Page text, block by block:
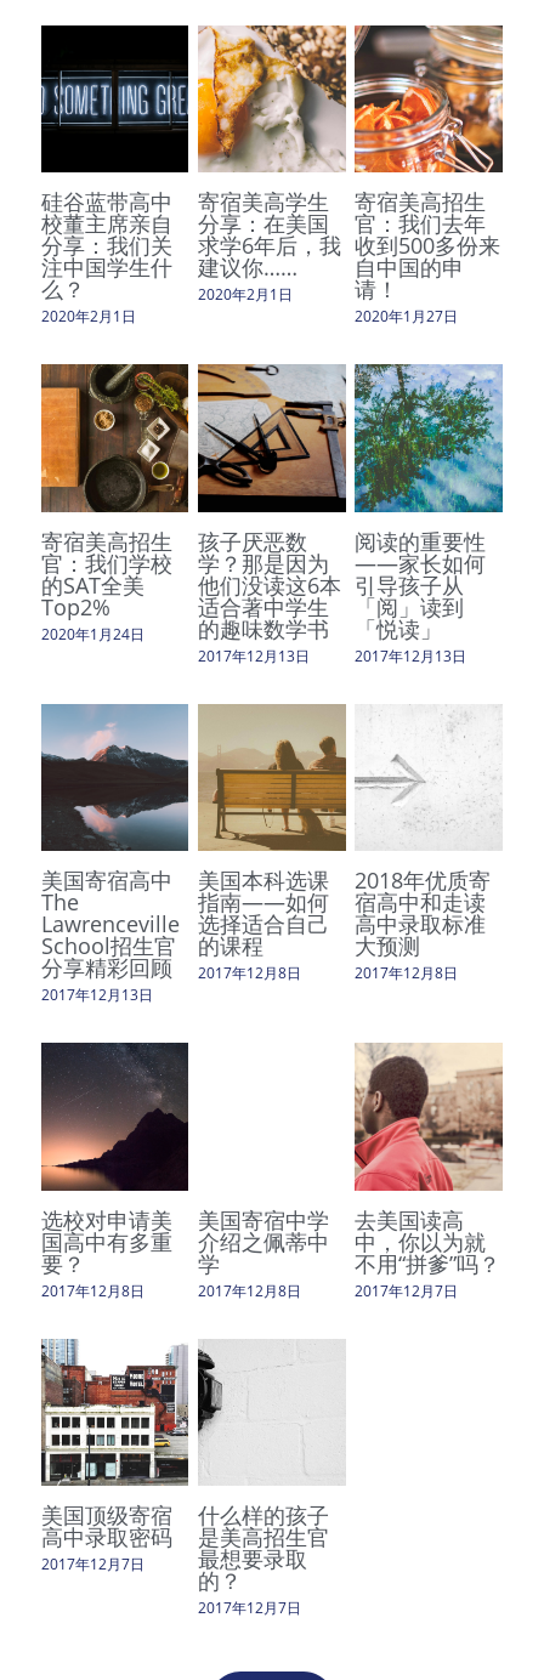
硅谷蓝带高中
校董主席亲自
分享：我们关
注中国学生什
么？
2020年2月1日
寄宿美高学生
分享：在美国
求学6年后，我
建议你……
2020年2月1日
寄宿美高招生
官：我们去年
收到500多份来
自中国的申
请！
2020年1月27日
寄宿美高招生
官：我们学校
的SAT全美
Top2%
2020年1月24日
孩子厌恶数
学？那是因为
他们没读这6本
适合著中学生
的趣味数学书
2017年12月13日
阅读的重要性
——家长如何
引导孩子从
「阅」读到
「悦读」
2017年12月13日
美国寄宿高中
The
Lawrenceville
School招生官
分享精彩回顾
2017年12月13日
美国本科选课
指南——如何
选择适合自己
的课程
2017年12月8日
2018年优质寄
宿高中和走读
高中录取标准
大预测
2017年12月8日
选校对申请美
国高中有多重
要？
2017年12月8日
美国寄宿中学
介绍之佩蒂中
学
2017年12月8日
去美国读高
中，你以为就
不用“拼爹”吗？
2017年12月7日
美国顶级寄宿
高中录取密码
2017年12月7日
什么样的孩子
是美高招生官
最想要录取
的？
2017年12月7日